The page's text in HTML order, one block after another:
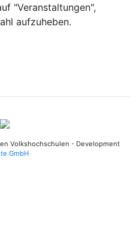
"Veranstaltungen",
aufzuheben.
Volkshochschulen - Development
GmbH